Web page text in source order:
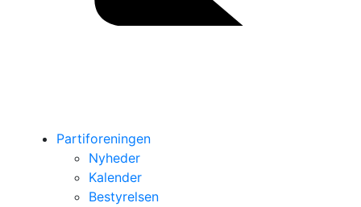
Partiforeningen
Nyheder
Kalender
Bestyrelsen